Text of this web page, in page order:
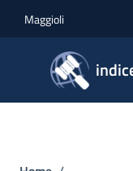
Maggioli